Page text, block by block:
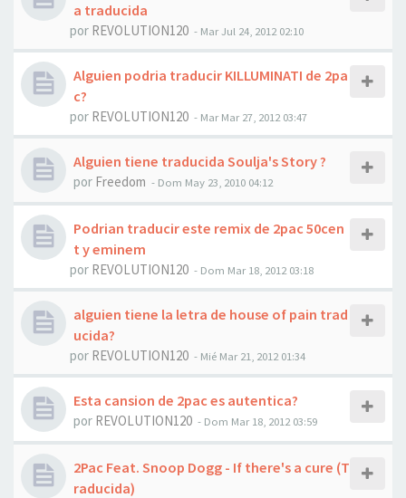
a traducida
por REVOLUTION120 - Mar Jul 24, 2012 02:10
Alguien podria traducir KILLUMINATI de 2pa
c?
por REVOLUTION120 - Mar Mar 27, 2012 03:47
Alguien tiene traducida Soulja's Story ?
por Freedom - Dom May 23, 2010 04:12
Podrian traducir este remix de 2pac 50cen
t y eminem
por REVOLUTION120 - Dom Mar 18, 2012 03:18
alguien tiene la letra de house of pain trad
ucida?
por REVOLUTION120 - Mié Mar 21, 2012 01:34
Esta cansion de 2pac es autentica?
por REVOLUTION120 - Dom Mar 18, 2012 03:59
2Pac Feat. Snoop Dogg - If there's a cure (T
raducida)